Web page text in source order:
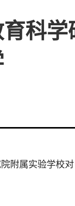
科
附属实验学校